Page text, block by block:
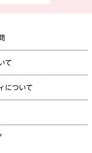
て
について